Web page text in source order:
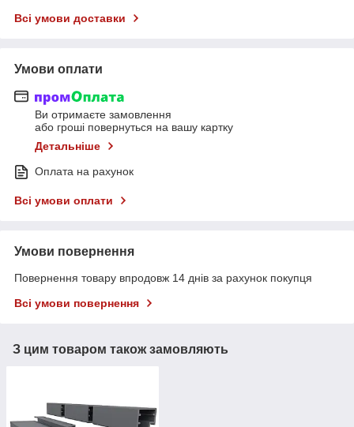
Всі умови доставки
Умови оплати
Ви отримаєте замовлення
або гроші повернуться на вашу картку
Детальніше
Оплата на рахунок
Всі умови оплати
Умови повернення
Повернення товару впродовж 14 днів за рахунок покупця
Всі умови повернення
З цим товаром також замовляють